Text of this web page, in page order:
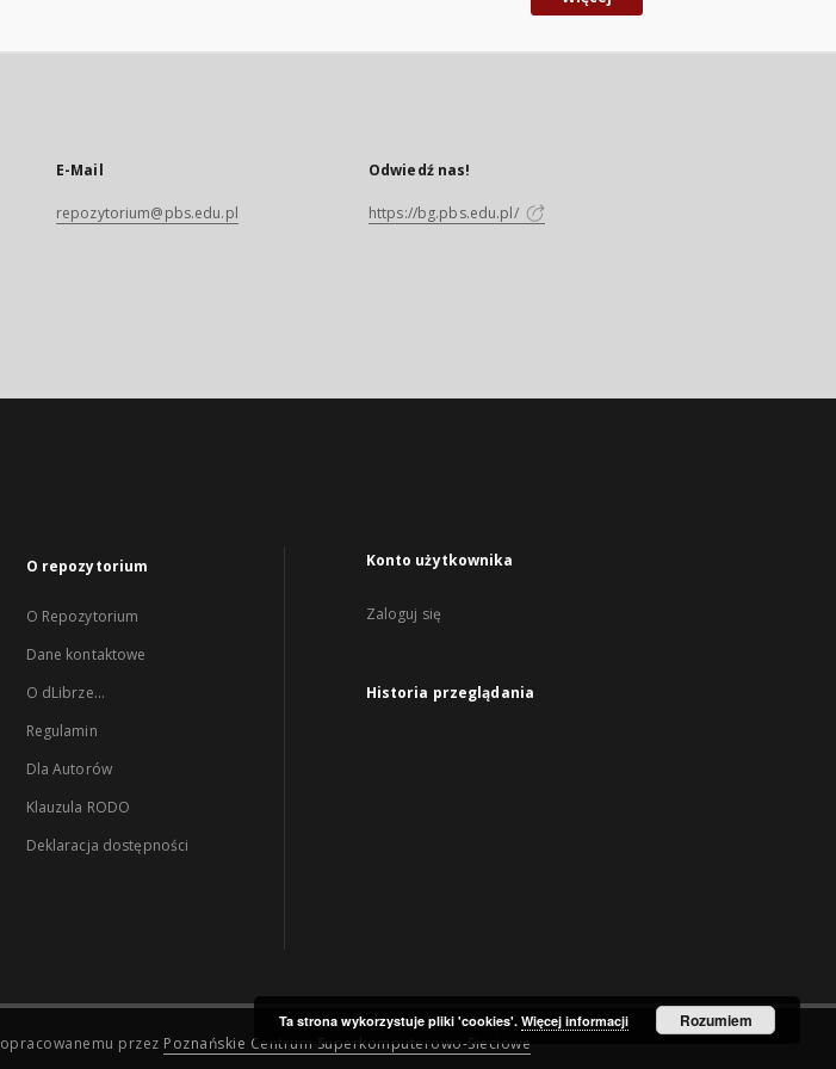
E-Mail
repozytorium@pbs.edu.pl
Odwiedź nas!
https://bg.pbs.edu.pl/
O repozytorium
O Repozytorium
Dane kontaktowe
O dLibrze...
Regulamin
Dla Autorów
Klauzula RODO
Deklaracja dostępności
Konto użytkownika
Zaloguj się
Historia przeglądania
opracowanemu przez Poznańskie Centrum Superkomputerowo-Sieciowe
Ta strona wykorzystuje pliki 'cookies'. Więcej informacji Rozumiem